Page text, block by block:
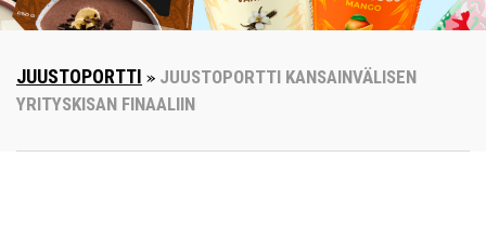
JUUSTOPORTTI » JUUSTOPORTTI KANSAINVÄLISEN
YRITYSKISAN FINAALIIN